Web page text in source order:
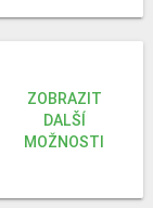
ZOBRAZIT
DALŠÍ
MOŽNOSTI